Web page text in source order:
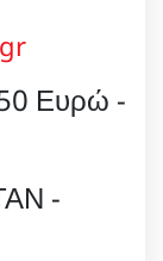
Ευρώ -
-